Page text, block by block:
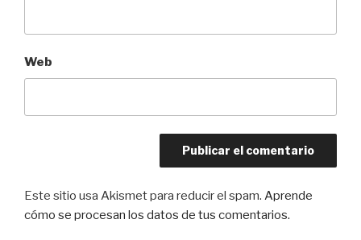
Web
Este sitio usa Akismet para reducir el spam. Aprende
cómo se procesan los datos de tus comentarios.